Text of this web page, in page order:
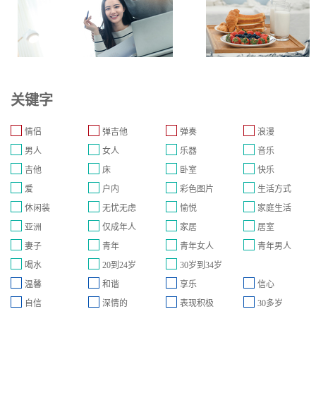
关键字
情侣 弹吉他 弹奏
浪漫
男人
女人 乐器
音乐
吉他
床 卧室
快乐
爱
户内 彩色图片
生活方式
休闲装
无忧无虑 愉悦
家庭生活
亚洲
仅成年人 家居
居室
妻子
青年 青年女人
青年男人
喝水
20到24岁
30岁到34岁
温馨
和谐 享乐
信心
自信
深情的 表现积极 30多岁